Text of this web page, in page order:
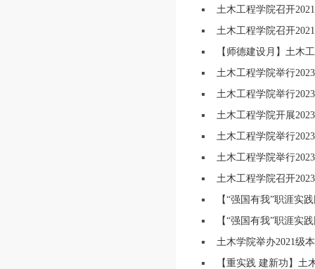
土木工程学院召开
土木工程学院召开
【师德建设月】土木
土木工程学院举行
土木工程学院举行
土木工程学院开展
土木工程学院举行
土木工程学院举行
土木工程学院召开
【“强国有我”职涯实
【“强国有我”职涯实
土木学院举办2021级
【重实践 建新功】土